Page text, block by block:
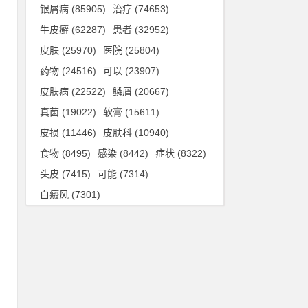
银屑病 (85905) 治疗 (74653)
牛皮癣 (62287) 患者 (32952)
皮肤 (25970) 医院 (25804)
药物 (24516) 可以 (23907)
皮肤病 (22522) 鳞屑 (20667)
真菌 (19022) 软膏 (15611)
皮损 (11446) 皮肤科 (10940)
食物 (8495) 感染 (8442) 症状 (8322)
头皮 (7415) 可能 (7314)
白癜风 (7301)